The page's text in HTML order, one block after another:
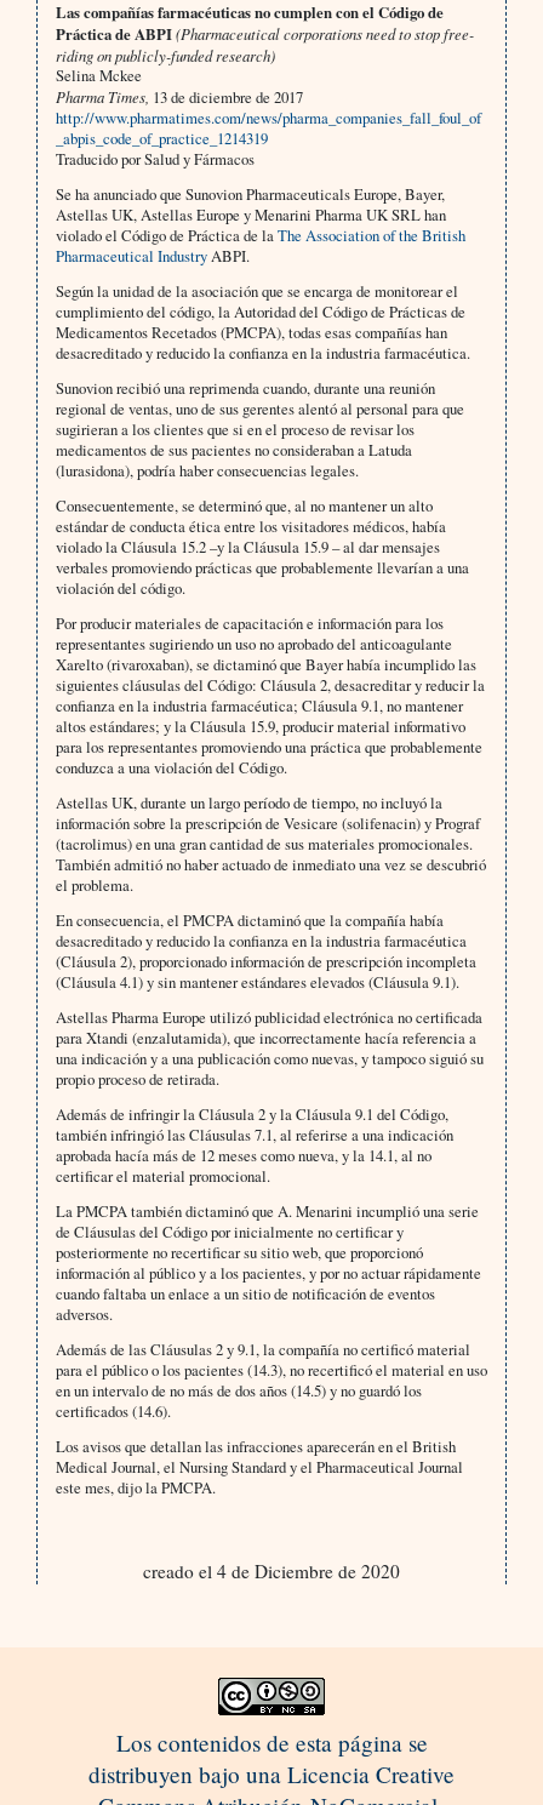
Las compañías farmacéuticas no cumplen con el Código de
Práctica de ABPI(Pharmaceutical corporations need to stop free-
riding on publicly-funded research)
Selina Mckee
Pharma Times, 13 de diciembre de 2017
http://www.pharmatimes.com/news/pharma_companies_fall_foul_of
_abpis_code_of_practice_1214319
Traducido por Salud y Fármacos
Se ha anunciado que Sunovion Pharmaceuticals Europe, Bayer,
Astellas UK, Astellas Europe y Menarini Pharma UK SRL han
violado el Código de Práctica de laThe Association of the British
Pharmaceutical IndustryABPI.
Según la unidad de la asociación que se encarga de monitorear el
cumplimiento del código, la Autoridad del Código de Prácticas de
Medicamentos Recetados (PMCPA), todas esas compañías han
desacreditado y reducido la confianza en la industria farmacéutica.
Sunovion recibió una reprimenda cuando, durante una reunión
regional de ventas, uno de sus gerentes alentó al personal para que
sugirieran a los clientes que si en el proceso de revisar los
medicamentos de sus pacientes no consideraban a Latuda
(lurasidona), podría haber consecuencias legales.
Consecuentemente, se determinó que, al no mantener un alto
estándar de conducta ética entre los visitadores médicos, había
violado la Cláusula 15.2 –y la Cláusula 15.9 – al dar mensajes
verbales promoviendo prácticas que probablemente llevarían a una
violación del código.
Por producir materiales de capacitación e información para los
representantes sugiriendo un uso no aprobado del anticoagulante
Xarelto (rivaroxaban), se dictaminó que Bayer había incumplido las
siguientes cláusulas del Código: Cláusula 2, desacreditar y reducir la
confianza en la industria farmacéutica; Cláusula 9.1, no mantener
altos estándares; y la Cláusula 15.9, producir material informativo
para los representantes promoviendo una práctica que probablemente
conduzca a una violación del Código.
Astellas UK, durante un largo período de tiempo, no incluyó la
información sobre la prescripción de Vesicare (solifenacin) y Prograf
(tacrolimus) en una gran cantidad de sus materiales promocionales.
También admitió no haber actuado de inmediato una vez se descubrió
el problema.
En consecuencia, el PMCPA dictaminó que la compañía había
desacreditado y reducido la confianza en la industria farmacéutica
(Cláusula 2), proporcionado información de prescripción incompleta
(Cláusula 4.1) y sin mantener estándares elevados (Cláusula 9.1).
Astellas Pharma Europe utilizó publicidad electrónica no certificada
para Xtandi (enzalutamida), que incorrectamente hacía referencia a
una indicación y a una publicación como nuevas, y tampoco siguió su
propio proceso de retirada.
Además de infringir la Cláusula 2 y la Cláusula 9.1 del Código,
también infringió las Cláusulas 7.1, al referirse a una indicación
aprobada hacía más de 12 meses como nueva, y la 14.1, al no
certificar el material promocional.
La PMCPA también dictaminó que A. Menarini incumplió una serie
de Cláusulas del Código por inicialmente no certificar y
posteriormente no recertificar su sitio web, que proporcionó
información al público y a los pacientes, y por no actuar rápidamente
cuando faltaba un enlace a un sitio de notificación de eventos
adversos.
Además de las Cláusulas 2 y 9.1, la compañía no certificó material
para el público o los pacientes (14.3), no recertificó el material en uso
en un intervalo de no más de dos años (14.5) y no guardó los
certificados (14.6).
Los avisos que detallan las infracciones aparecerán en el British
Medical Journal, el Nursing Standard y el Pharmaceutical Journal
este mes, dijo la PMCPA.
creado el 4 de Diciembre de 2020
Los contenidos de esta página se
distribuyen bajo una Licencia Creative